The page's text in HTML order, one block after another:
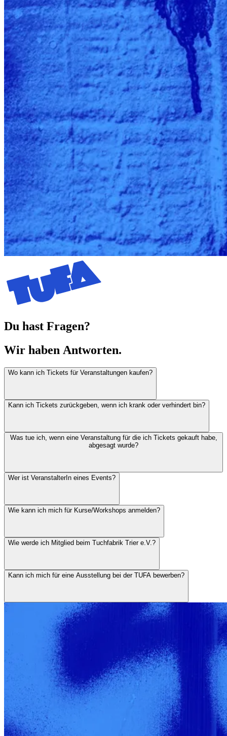
Du hast Fragen?
Wir haben Antworten.
Wo kann ich Tickets für Veranstaltungen kaufen?
Kann ich Tickets zurückgeben, wenn ich krank oder verhindert bin?
Was tue ich, wenn eine Veranstaltung für die ich Tickets gekauft habe,
abgesagt wurde?
Wer ist VeranstalterIn eines Events?
Wie kann ich mich für Kurse/Workshops anmelden?
Wie werde ich Mitglied beim Tuchfabrik Trier e.V.?
Kann ich mich für eine Ausstellung bei der TUFA bewerben?